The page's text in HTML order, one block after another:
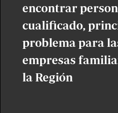
encontrar
cualificado,
problema para
empresas
la Región